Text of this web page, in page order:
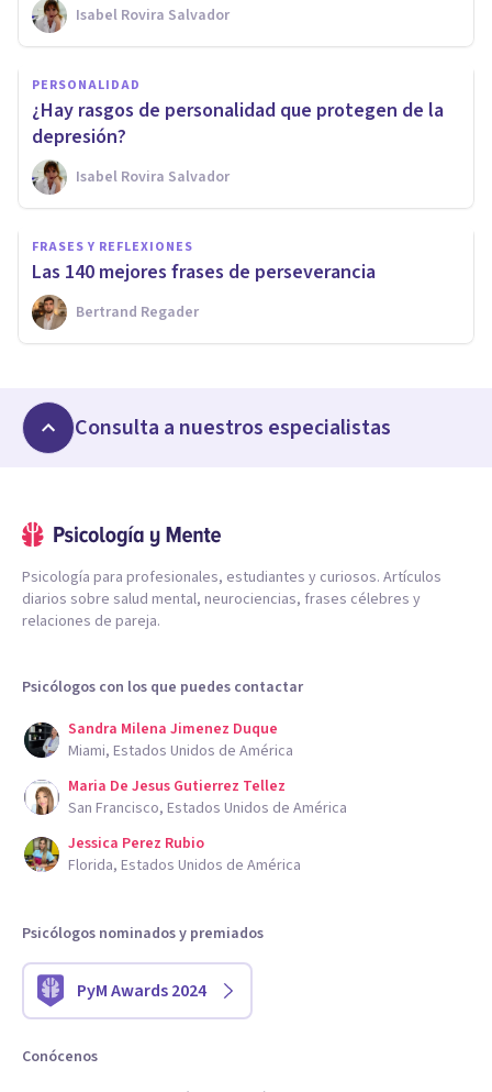
Isabel Rovira Salvador
PERSONALIDAD
¿Hay rasgos de personalidad que protegen de la
depresión?
Isabel Rovira Salvador
FRASES Y REFLEXIONES
Las 140 mejores frases de perseverancia
Bertrand Regader
Consulta a nuestros especialistas
Psicología para profesionales, estudiantes y curiosos. Artículos
diarios sobre salud mental, neurociencias, frases célebres y
relaciones de pareja.
Psicólogos con los que puedes contactar
Sandra Milena Jimenez Duque
Miami, Estados Unidos de América
Maria De Jesus Gutierrez Tellez
San Francisco, Estados Unidos de América
Jessica Perez Rubio
Florida, Estados Unidos de América
Psicólogos nominados y premiados
PyM Awards 2024
Conócenos